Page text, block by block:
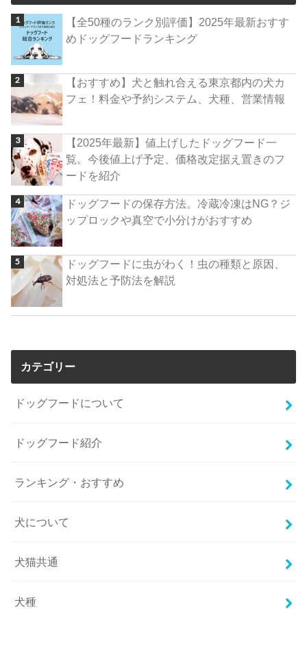
【全50種のランク別評価】2025年最新おすす
めドッグフードランキング
【おすすめ】犬と触れ合える東京都内の犬カ
フェ！料金や予約システム、犬種、営業情報
【2025年最新】値上げしたドッグフード一
覧。今後値上げ予定、価格改定据え置きのフ
ードを紹介
ドッグフードの保存方法。冷蔵冷凍はNG？ジ
ップロックや真空で小分けがおすすめ
ドッグフードに虫がわく！虫の種類と原因、
対処法と予防法を解説
カテゴリー
ドッグフードについて
ドッグフード紹介
ランキング・おすすめ
犬について
犬猫共通
犬種